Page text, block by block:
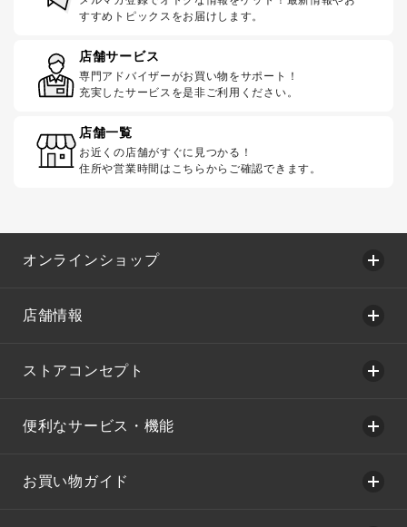
すすめトピックスをお届けします。
店舗サービス
専門アドバイザーがお買い物をサポート！
充実したサービスを是非ご利用ください。
店舗一覧
お近くの店舗がすぐに見つかる！
住所や営業時間はこちらからご確認できます。
オンラインショップ
店舗情報
ストアコンセプト
便利なサービス・機能
お買い物ガイド